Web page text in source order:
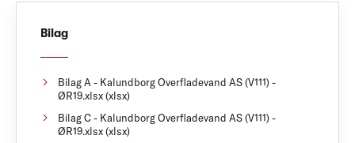
Bilag
Bilag A - Kalundborg Overfladevand AS (V111) -
ØR19.xlsx (xlsx)
Bilag C - Kalundborg Overfladevand AS (V111) -
ØR19.xlsx (xlsx)